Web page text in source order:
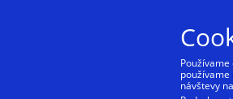
návštevy